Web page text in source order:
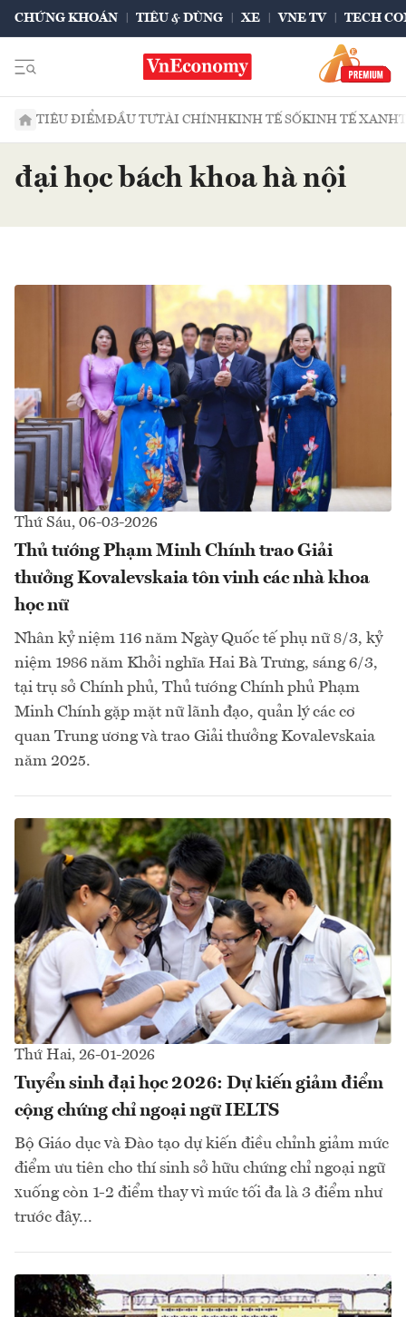
CHỨNG KHOÁN TIÊU & DÙNG XE VNE TV TECH
TIÊU ĐIỂMĐẦU TƯTÀI CHÍNHKINH TẾ SỐKINH TẾ XANH
đại học bách khoa hà nội
Thứ Sáu, 06-03-2026
Thủ tướng Phạm Minh Chính trao Giải
thưởng Kovalevskaia tôn vinh các nhà khoa
học nữ
Nhân kỷ niệm 116 năm Ngày Quốc tế phụ nữ 8/3, kỷ
niệm 1986 năm Khởi nghĩa Hai Bà Trưng, sáng 6/3,
tại trụ sở Chính phủ, Thủ tướng Chính phủ Phạm
Minh Chính gặp mặt nữ lãnh đạo, quản lý các cơ
quan Trung ương và trao Giải thưởng Kovalevskaia
năm 2025.
Thứ Hai, 26-01-2026
Tuyển sinh đại học 2026: Dự kiến giảm điểm
cộng chứng chỉ ngoại ngữ IELTS
Bộ Giáo dục và Đào tạo dự kiến điều chỉnh giảm mức
điểm ưu tiên cho thí sinh sở hữu chứng chỉ ngoại ngữ
xuống còn 1-2 điểm thay vì mức tối đa là 3 điểm như
trước đây...